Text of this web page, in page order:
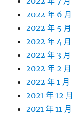
2022 年 6 月
2022 年 5 月
2022 年 4 月
2022 年 3 月
2022 年 2 月
2022 年 1 月
2021 年 12 月
2021 年 11 月